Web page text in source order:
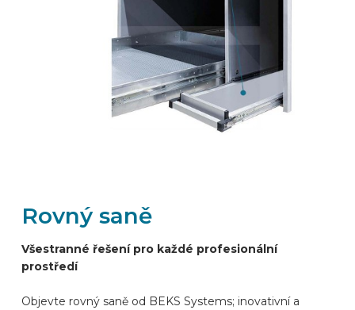
ZNAČKY AUTOMOBILŮ
Rovný saně
Všestranné řešení pro každé profesionální
prostředí
Objevte rovný saně od BEKS Systems; inovativní a